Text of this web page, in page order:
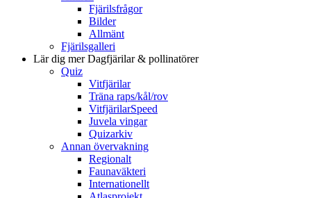
Fjärilsfrågor
Bilder
Allmänt
Fjärilsgalleri
Lär dig merDagfjärilar & pollinatörer
Quiz
Vitfjärilar
Träna raps/kål/rov
VitfjärilarSpeed
Juvela vingar
Quizarkiv
Annan övervakning
Regionalt
Faunaväkteri
Internationellt